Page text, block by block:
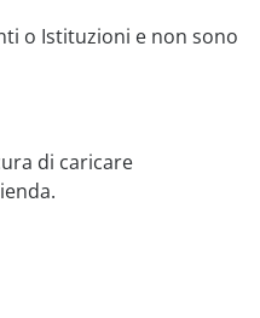
o Istituzioni e non sono
di caricare